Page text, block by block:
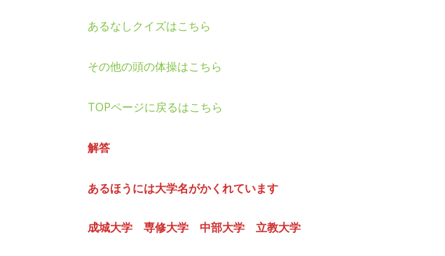
あるなしクイズはこちら
その他の頭の体操はこちら
TOPページに戻るはこちら
解答
あるほうには大学名がかくれています
成城大学 専修大学 中部大学 立教大学